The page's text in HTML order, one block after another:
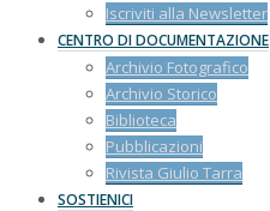
Iscriviti alla Newsletter
CENTRO DI DOCUMENTAZIONE
Archivio Fotografico
Archivio Storico
Biblioteca
Pubblicazioni
Rivista Giulio Tarra
SOSTIENICI